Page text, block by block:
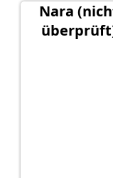
Nara